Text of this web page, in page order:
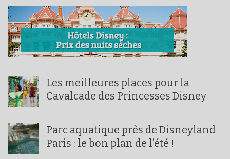
Les meilleures places pour la
Cavalcade des Princesses Disney
Parc aquatique près de Disneyland
Paris : le bon plan de l’été !